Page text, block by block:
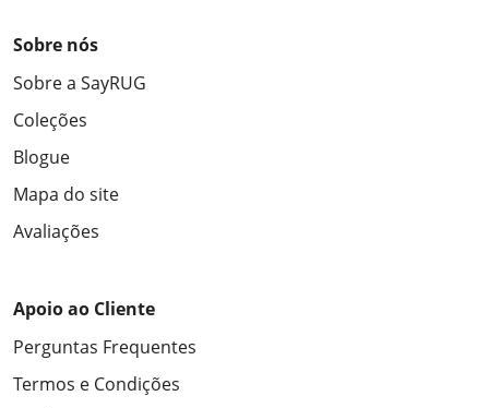
Sobre nós
Sobre a SayRUG
Coleções
Blogue
Mapa do site
Avaliações
Apoio ao Cliente
Perguntas Frequentes
Termos e Condições